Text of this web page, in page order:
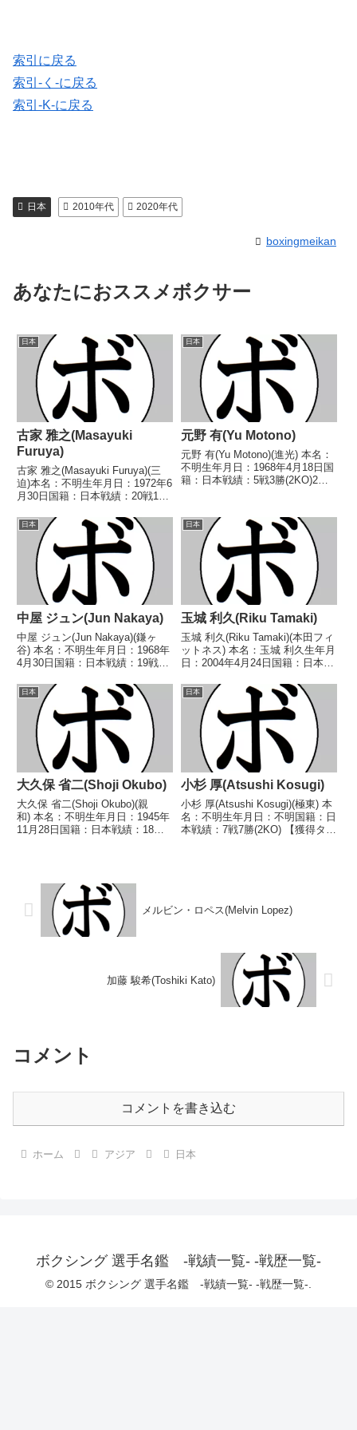
索引に戻る
索引-く-に戻る
索引-K-に戻る
日本 2010年代 2020年代
boxingmeikan
あなたにおススメボクサー
日本
古家 雅之(Masayuki
Furuya)
古家 雅之(Masayuki Furuya)(三
迫)本名：不明生年月日：1972年6
月30日国籍：日本戦績：20戦11
なし【戦歴】1991/10/14 ○4R判
定 (採点不明) 藤田 洋一(マス
ド)19...
日本
元野 有(Yu Motono)
元野 有(Yu Motono)(進光) 本名：
不明生年月日：1968年4月18日国
籍：日本戦績：5戦3勝(2KO)2
邦明(東郷)1993/04/02 ○2RKO
二澤...
日本
中屋 ジュン(Jun Nakaya)
中屋 ジュン(Jun Nakaya)(鎌ヶ
谷) 本名：不明生年月日：1968年
4月30日国籍：日本戦績：19戦6
なし 【戦歴】■1992年度東日本
ライト級新人王予選1992/07/16
●1RKO 加賀...
日本
玉城 利久(Riku Tamaki)
玉城 利久(Riku Tamaki)(本田フィ
ットネス) 本名：玉城 利久生年月
日：2004年4月24日国籍：日本戦
ル】2026年度西部日本ミドル級
新人王 【戦歴】2025/12/07
○2RTKO 安田...
日本
大久保 省二(Shoji Okubo)
大久保 省二(Shoji Okubo)(親
和) 本名：不明生年月日：1945年
11月28日国籍：日本戦績：18戦8
鵬(大鵬)■...
日本
小杉 厚(Atsushi Kosugi)
小杉 厚(Atsushi Kosugi)(極東) 本
名：不明生年月日：不明国籍：日
本戦績：7戦7勝(2KO) 【獲得タイ
メルビン・ロペス(Melvin Lopez)
加藤 駿希(Toshiki Kato)
コメント
コメントを書き込む
ホーム アジア 日本
ボクシング 選手名鑑 -戦績一覧- -戦歴一覧-
© 2015 ボクシング 選手名鑑 -戦績一覧- -戦歴一覧-.